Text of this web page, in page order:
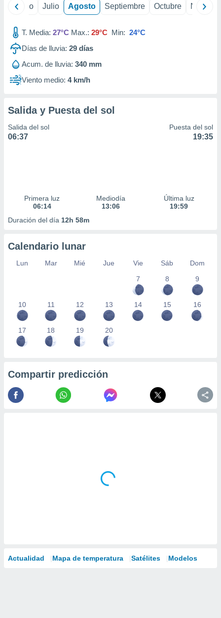
e
mediante
publicidad
de
Junio Julio Agosto Septiembre Octubre
T. Media: 27°C Max.: 29°C Min: 24°C
Días de lluvia: 29 días
Acum. de lluvia: 340 mm
Viento medio: 4 km/h
Salida y Puesta del sol
Salida del sol
06:37
Puesta del sol
19:35
Primera luz
06:14
Mediodía
13:06
Última luz
19:59
Duración del día 12h 58m
Calendario lunar
Lun Mar Mié Jue Vie Sáb
Dom
7
8 9
10 11 12 13 14 15 16
17 18 19 20
Compartir predicción
Actualidad Mapa de temperatura Satélites Modelos